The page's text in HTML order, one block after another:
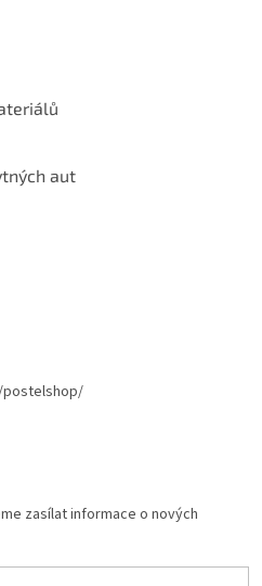
aut
zasílat informace o nových